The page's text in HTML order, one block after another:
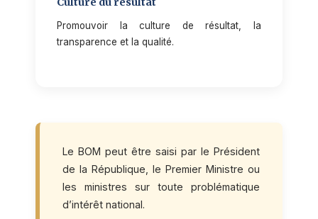
Promouvoir la culture de résultat, la
transparence et la qualité.
Le BOM peut être saisi par le Président
de la République, le Premier Ministre ou
les ministres sur toute problématique
d’intérêt national.